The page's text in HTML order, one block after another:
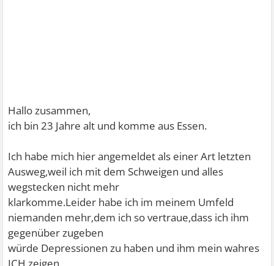
Hallo zusammen,
ich bin 23 Jahre alt und komme aus Essen.
Ich habe mich hier angemeldet als einer Art letzten
Ausweg,weil ich mit dem Schweigen und alles
wegstecken nicht mehr
klarkomme.Leider habe ich im meinem Umfeld
niemanden mehr,dem ich so vertraue,dass ich ihm
gegenüber zugeben
würde Depressionen zu haben und ihm mein wahres